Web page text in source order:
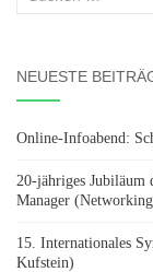
NEUESTE
Online-Infoabend:
20-jähriges Jubiläum
Manager
15. Internationales
Kufstein)